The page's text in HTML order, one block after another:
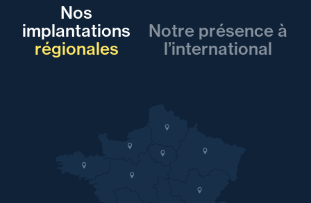
Nos
implantations
régionales
Notre présence à
l’international